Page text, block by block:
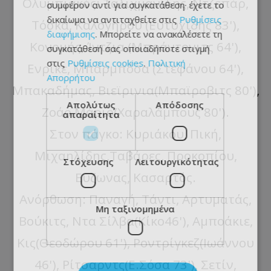
Τόσκα, Καλογήρου (Ευτυχίδης 83'),
Κονομής, Ίντζια (Μπράντονιτς 64'),
Ενρίκε, Μπαρμπόσα (Στεφάνου 64'),
Μπακαδήμας, Βιεϊρινια(Μπαϊροβιτς 80'),
Ζοάο Μάριο(Χαραλάμπους 80').
Στον πάγκο: Κυριάκου, Πική,
Μιχαηλίδης,Ταβάρες, Προκοπίου,
Ευζωνας, Κασαρτός.
Ανόρθωση: Παναγή, Τάντι, Αρτυματάς,
Βούκιτς, Ντα Σίλβα(Κίκο46'), Αμποάκιε,
Κις(Θεοδώρου 61'), Ροντρίγκεζ(Ιωάννου
46'), Ρίτσαρντς(Ε.Σόσα 73'), Σετίν,
συμφέρον αντί για συγκατάθεση· έχετε το
δικαίωμα να αντιταχθείτε στις Ρυθμίσεις
διαφήμισης. Μπορείτε να ανακαλέσετε τη
συγκατάθεσή σας οποιαδήποτε στιγμή
στις Ρυθμίσεις cookies. Πολιτική
Απορρήτου
Απολύτως
απαραίτητα
Απόδοσης
Στόχευσης Λειτουργικότητας
Μη ταξινομημένα